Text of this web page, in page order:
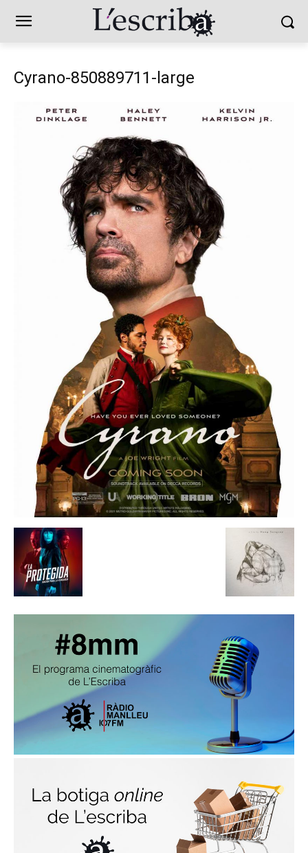
Cyrano-850889711-large